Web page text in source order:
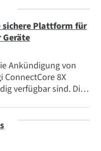
ermöglichen,
Netzwerke
Plattform für
Ankündigung von
ConnectCore 8X
verfügbar sind. Digi
für Linux und
die Integration von
verkürzt die